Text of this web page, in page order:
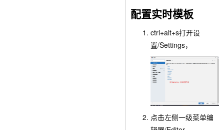
配置实时模板
ctrl+alt+s打开设
置/Settings，
点击左侧一级菜单编